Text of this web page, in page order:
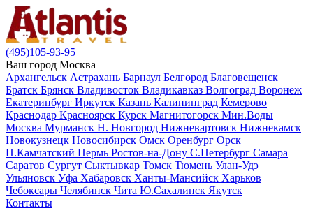
(495)105-93-95
Ваш город Москва
Архангельск Астрахань Барнаул Белгород Благовещенск
Братск Брянск Владивосток Владикавказ Волгоград Воронеж
Екатеринбург Иркутск Казань Калининград Кемерово
Краснодар Красноярск Курск Магнитогорск Мин.Воды
Москва Мурманск Н. Новгород Нижневартовск Нижнекамск
Новокузнецк Новосибирск Омск Оренбург Орск
П.Камчатский Пермь Ростов-на-Дону С.Петербург Самара
Саратов Сургут Сыктывкар Томск Тюмень Улан-Удэ
Ульяновск Уфа Хабаровск Ханты-Мансийск Харьков
Чебоксары Челябинск Чита Ю.Сахалинск Якутск
Контакты